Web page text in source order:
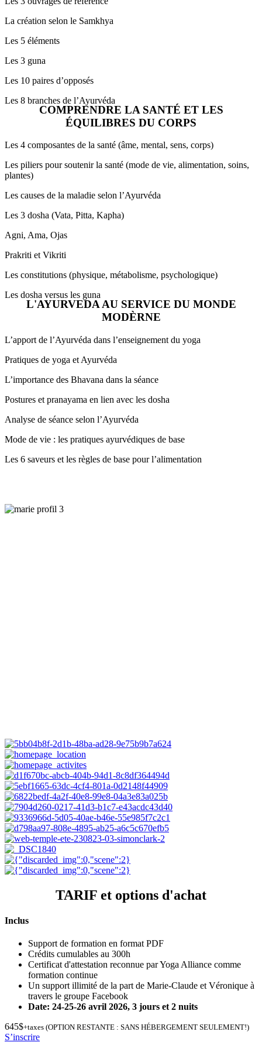
La création selon le Samkhya
Les 5 éléments
Les 3 guna
Les 10 paires d’opposés
Les 8 branches de l’Ayurvéda
COMPRENDRE LA SANTÉ ET LES
ÉQUILIBRES DU CORPS
Les 4 composantes de la santé (âme, mental, sens, corps)
Les piliers pour soutenir la santé (mode de vie, alimentation, soins,
plantes)
Les causes de la maladie selon l’Ayurvéda
Les 3 dosha (Vata, Pitta, Kapha)
Agni, Ama, Ojas
Prakriti et Vikriti
Les constitutions (physique, métabolisme, psychologique)
Les dosha versus les guna
L'AYURVEDA AU SERVICE DU MONDE
MODÈRNE
L’apport de l’Ayurvéda dans l’enseignement du yoga
Pratiques de yoga et Ayurvéda
L’importance des Bhavana dans la séance
Postures et pranayama en lien avec les dosha
Analyse de séance selon l’Ayurvéda
Mode de vie : les pratiques ayurvédiques de base
Les 6 saveurs et les règles de base pour l’alimentation
TARIF et options d'achat
Inclus
Support de formation en format PDF
Crédits cumulables au 300h
Certificat d'attestation reconnue par Yoga Alliance comme
formation continue
Un support illimité de la part de Marie-Claude et Véronique à
travers le groupe Facebook
Date: 24-25-26 avril 2026, 3 jours et 2 nuits
645$+taxes (OPTION RESTANTE : SANS HÉBERGEMENT SEULEMENT!)
S’inscrire